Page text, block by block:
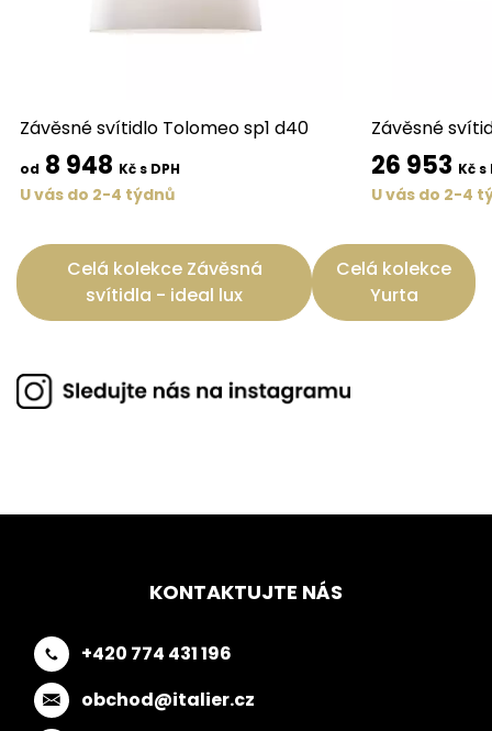
Závěsné svítidlo Tolomeo sp1 d40
od 8 948 Kč s DPH
U vás do 2-4 týdnů
Závěsné
26 953 Kč s
U vás do 2-4
Celá kolekce Závěsná
svítidla - ideal lux
Celá kolekce
Yurta
KONTAKTUJTE NÁS
+420 774 431 196
obchod@italier.cz